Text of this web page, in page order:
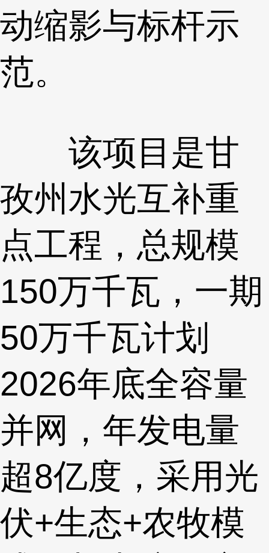
动缩影与标杆示
范。
该项目是甘
孜州水光互补重
点工程，总规模
150万千瓦，一期
50万千瓦计划
2026年底全容量
并网，年发电量
超8亿度，采用光
伏+生态+农牧模